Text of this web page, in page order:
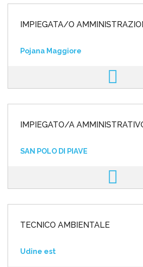
IMPIEGATA/O
Pojana Maggiore
IMPIEGATO/A
SAN POLO DI PIAVE
TECNICO AMBIENTALE
Udine est